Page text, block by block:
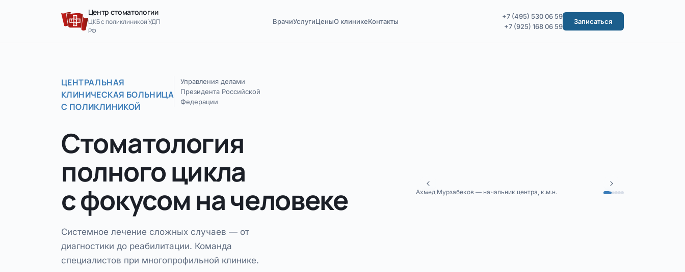
Центр стоматологии
ЦКБ с поликлиникой УДП
РФ
ВрачиУслугиЦеныО клиникеКонтакты
+7 (495) 530 06 59
+7 (925) 168 06 59
Записаться
ЦЕНТРАЛЬНАЯ
КЛИНИЧЕСКАЯ БОЛЬНИЦА
С ПОЛИКЛИНИКОЙ
Управления делами
Президента Российской
Федерации
Стоматология
полного цикла
с фокусом на человеке
Системное лечение сложных случаев — от
диагностики до реабилитации. Команда
специалистов при многопрофильной клинике.
Ахмед Мурзабеков — начальник центра, к.м.н.